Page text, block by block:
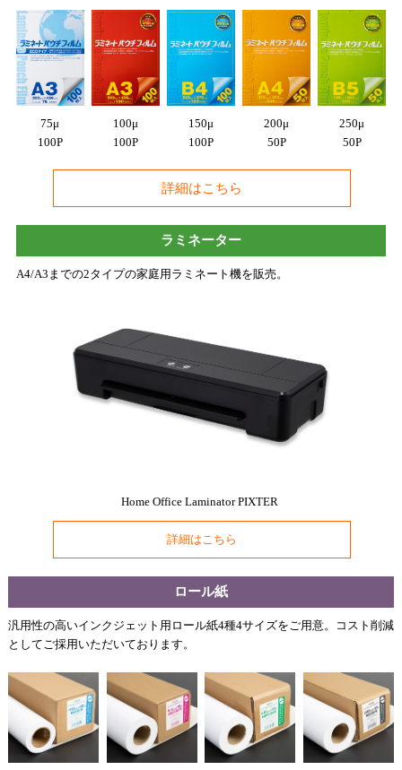
75μ
100P
100μ
100P
150μ
100P
200μ
50P
250μ
50P
詳細はこちら
ラミネーター
A4/A3までの2タイプの家庭用ラミネート機を販売。
Home Office LaminatorPIXTER
詳細はこちら
ロール紙
汎用性の高いインクジェット用ロール紙4種4サイズをご用意。コスト削減
としてご採用いただいております。